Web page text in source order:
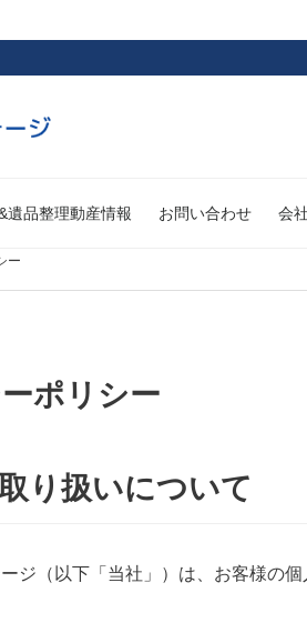
遺品整理動産情報 お問い合わせ 会
ー
ポリシー
り扱いについて
ジ（以下「当社」）は、お客様の